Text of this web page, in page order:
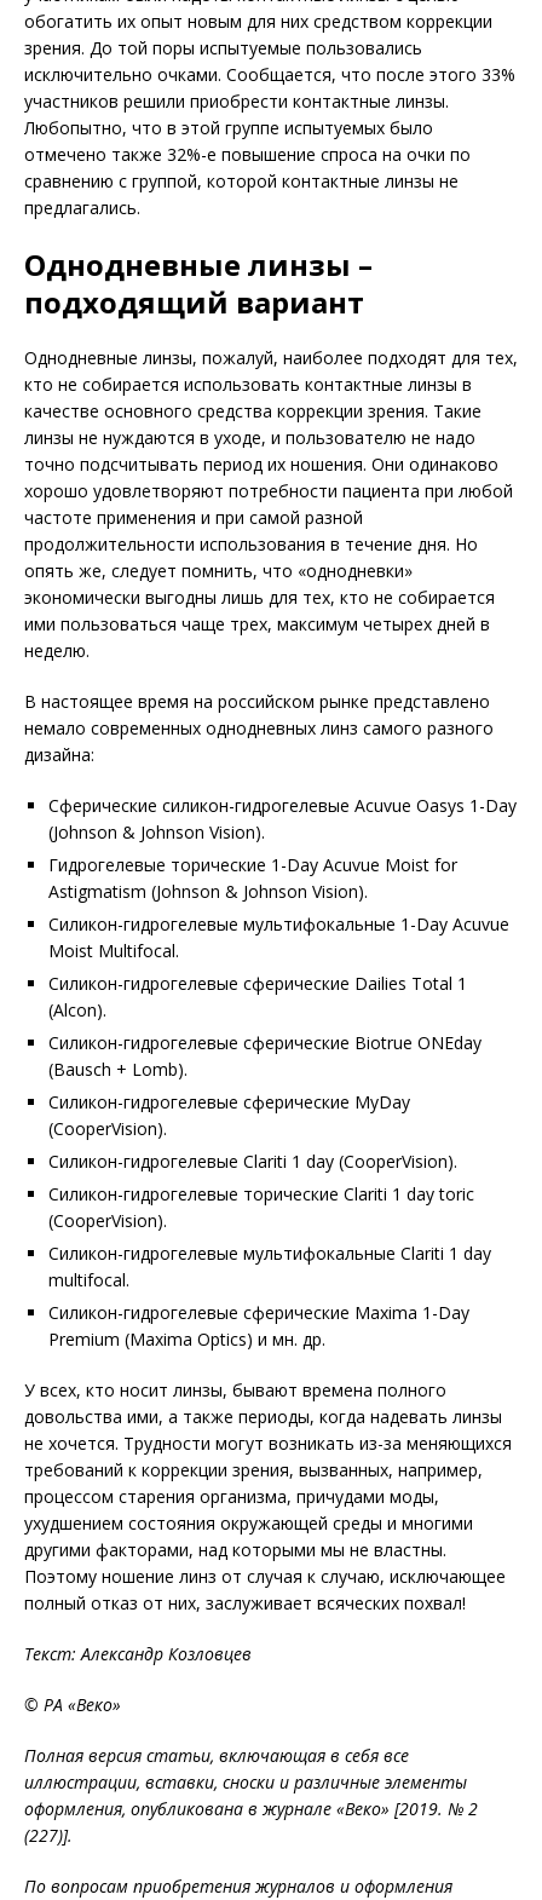
обогатить их опыт новым для них средством коррекции
зрения. До той поры испытуемые пользовались
исключительно очками. Сообщается, что после этого 33%
участников решили приобрести контактные линзы.
Любопытно, что в этой группе испытуемых было
отмечено также 32%-е повышение спроса на очки по
сравнению с группой, которой контактные линзы не
предлагались.
Однодневные линзы –
подходящий вариант
Однодневные линзы, пожалуй, наиболее подходят для тех,
кто не собирается использовать контактные линзы в
качестве основного средства коррекции зрения. Такие
линзы не нуждаются в уходе, и пользователю не надо
точно подсчитывать период их ношения. Они одинаково
хорошо удовлетворяют потребности пациента при любой
частоте применения и при самой разной
продолжительности использования в течение дня. Но
опять же, следует помнить, что «однодневки»
экономически выгодны лишь для тех, кто не собирается
ими пользоваться чаще трех, максимум четырех дней в
неделю.
В настоящее время на российском рынке представлено
немало современных однодневных линз самого разного
дизайна:
Сферические силикон-гидрогелевые Acuvue Oasys 1-Day
(Johnson & Johnson Vision).
Гидрогелевые торические 1-Day Acuvue Moist for
Astigmatism (Johnson & Johnson Vision).
Силикон-гидрогелевые мультифокальные 1-Day Acuvue
Moist Multifocal.
Силикон-гидрогелевые сферические Dailies Total 1
(Alcon).
Силикон-гидрогелевые сферические Biotrue ONEday
(Bausch + Lomb).
Силикон-гидрогелевые сферические MyDay
(CooperVision).
Силикон-гидрогелевые Clariti 1 day (CooperVision).
Силикон-гидрогелевые торические Clariti 1 day toric
(CooperVision).
Силикон-гидрогелевые мультифокальные Clariti 1 day
multifocal.
Силикон-гидрогелевые сферические Maxima 1-Day
Premium (Maxima Optics) и мн. др.
У всех, кто носит линзы, бывают времена полного
довольства ими, а также периоды, когда надевать линзы
не хочется. Трудности могут возникать из-за меняющихся
требований к коррекции зрения, вызванных, например,
процессом старения организма, причудами моды,
ухудшением состояния окружающей среды и многими
другими факторами, над которыми мы не властны.
Поэтому ношение линз от случая к случаю, исключающее
полный отказ от них, заслуживает всяческих похвал!
Текст: Александр Козловцев
© РА «Веко»
Полная версия статьи, включающая в себя все
иллюстрации, вставки, сноски и различные элементы
оформления, опубликована в журнале «Веко» [2019. № 2
(227)].
По вопросам приобретения журналов и оформления